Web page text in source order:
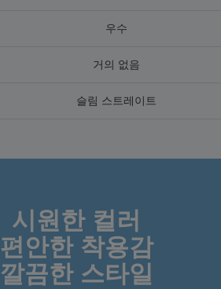
우수
거의 없음
슬림 스트레이트
시원한 컬러
편안한 착용감
깔끔한 스타일